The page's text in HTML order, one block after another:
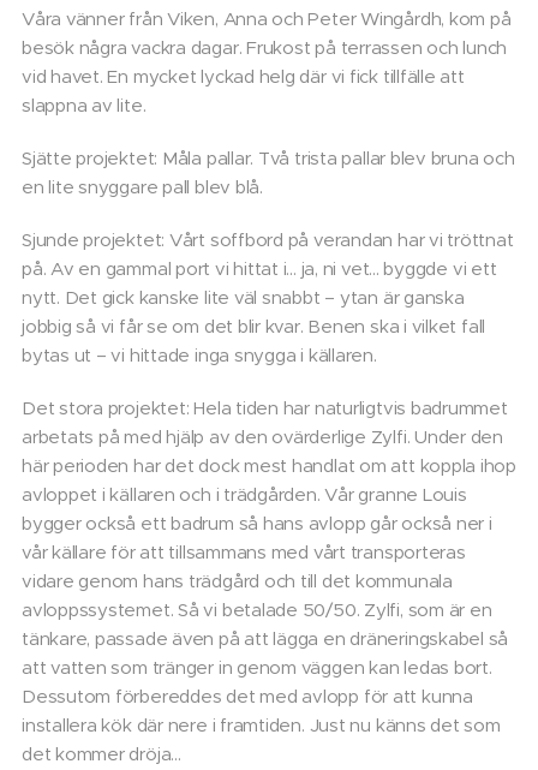
Våra vänner från Viken, Anna och Peter Wingårdh, kom på
besök några vackra dagar. Frukost på terrassen och lunch
vid havet. En mycket lyckad helg där vi fick tillfälle att
slappna av lite.
Sjätte projektet: Måla pallar. Två trista pallar blev bruna och
en lite snyggare pall blev blå.
Sjunde projektet: Vårt soffbord på verandan har vi tröttnat
på. Av en gammal port vi hittat i... ja, ni vet... byggde vi ett
nytt. Det gick kanske lite väl snabbt – ytan är ganska
jobbig så vi får se om det blir kvar. Benen ska i vilket fall
bytas ut – vi hittade inga snygga i källaren.
Det stora projektet: Hela tiden har naturligtvis badrummet
arbetats på med hjälp av den ovärderlige Zylfi. Under den
här perioden har det dock mest handlat om att koppla ihop
avloppet i källaren och i trädgården. Vår granne Louis
bygger också ett badrum så hans avlopp går också ner i
vår källare för att tillsammans med vårt transporteras
vidare genom hans trädgård och till det kommunala
avloppssystemet. Så vi betalade 50/50. Zylfi, som är en
tänkare, passade även på att lägga en dräneringskabel så
att vatten som tränger in genom väggen kan ledas bort.
Dessutom förbereddes det med avlopp för att kunna
installera kök där nere i framtiden. Just nu känns det som
det kommer dröja...